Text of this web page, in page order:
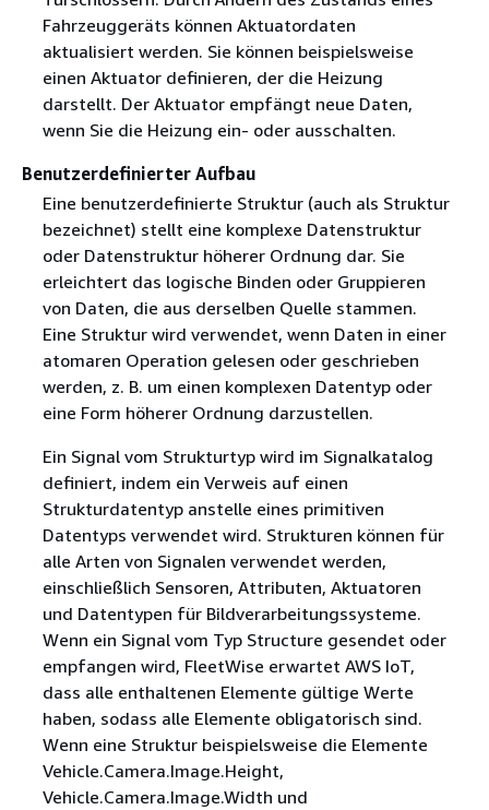
Fahrzeuggeräts können Aktuatordaten
aktualisiert werden. Sie können beispielsweise
einen Aktuator definieren, der die Heizung
darstellt. Der Aktuator empfängt neue Daten,
wenn Sie die Heizung ein- oder ausschalten.
Benutzerdefinierter Aufbau
Eine benutzerdefinierte Struktur (auch als Struktur
bezeichnet) stellt eine komplexe Datenstruktur
oder Datenstruktur höherer Ordnung dar. Sie
erleichtert das logische Binden oder Gruppieren
von Daten, die aus derselben Quelle stammen.
Eine Struktur wird verwendet, wenn Daten in einer
atomaren Operation gelesen oder geschrieben
werden, z. B. um einen komplexen Datentyp oder
eine Form höherer Ordnung darzustellen.
Ein Signal vom Strukturtyp wird im Signalkatalog
definiert, indem ein Verweis auf einen
Strukturdatentyp anstelle eines primitiven
Datentyps verwendet wird. Strukturen können für
alle Arten von Signalen verwendet werden,
einschließlich Sensoren, Attributen, Aktuatoren
und Datentypen für Bildverarbeitungssysteme.
Wenn ein Signal vom Typ Structure gesendet oder
empfangen wird, FleetWise erwartet AWS IoT,
dass alle enthaltenen Elemente gültige Werte
haben, sodass alle Elemente obligatorisch sind.
Wenn eine Struktur beispielsweise die Elemente
Vehicle.Camera.Image.Height,
Vehicle.Camera.Image.Width und